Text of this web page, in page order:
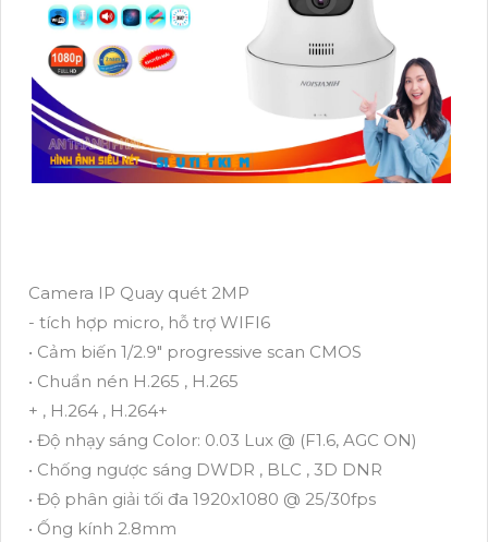
Camera IP Quay quét 2MP
- tích hợp micro, hỗ trợ WIFI6
• Cảm biến 1/2.9" progressive scan CMOS
• Chuẩn nén H.265 , H.265
+ , H.264 , H.264+
• Độ nhạy sáng Color: 0.03 Lux @ (F1.6, AGC ON)
• Chống ngược sáng DWDR , BLC , 3D DNR
• Độ phân giải tối đa 1920x1080 @ 25/30fps
• Ống kính 2.8mm